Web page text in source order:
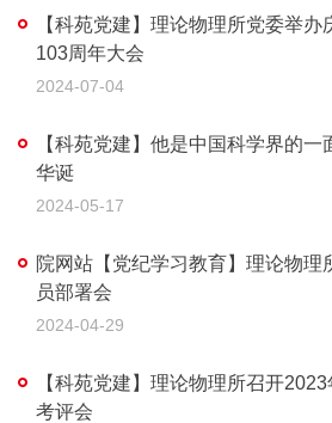
【科苑党建】理论物理所党委举
103周年大会
2024-07-04
【科苑党建】他是中国科学界的
华诞
2024-05-17
院网站【党纪学习教育】理论物理
员部署会
2024-04-29
【科苑党建】理论物理所召开
考评会